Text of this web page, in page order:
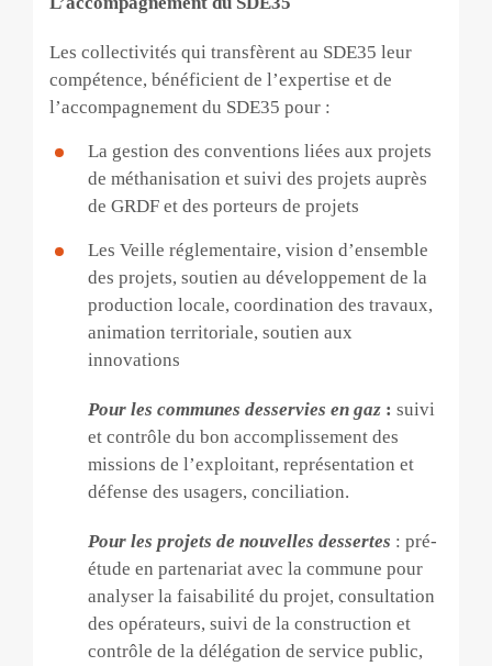
Les collectivités qui transfèrent au SDE35 leur
compétence, bénéficient de l’expertise et de
l’accompagnement du SDE35 pour :
La gestion des conventions liées aux projets
de méthanisation et suivi des projets auprès
de GRDF et des porteurs de projets
Les Veille réglementaire, vision d’ensemble
des projets, soutien au développement de la
production locale, coordination des travaux,
animation territoriale, soutien aux
innovations
Pour les communes desservies en gaz : suivi
et contrôle du bon accomplissement des
missions de l’exploitant, représentation et
défense des usagers, conciliation.
Pour les projets de nouvelles dessertes : pré-
étude en partenariat avec la commune pour
analyser la faisabilité du projet, consultation
des opérateurs, suivi de la construction et
contrôle de la délégation de service public,